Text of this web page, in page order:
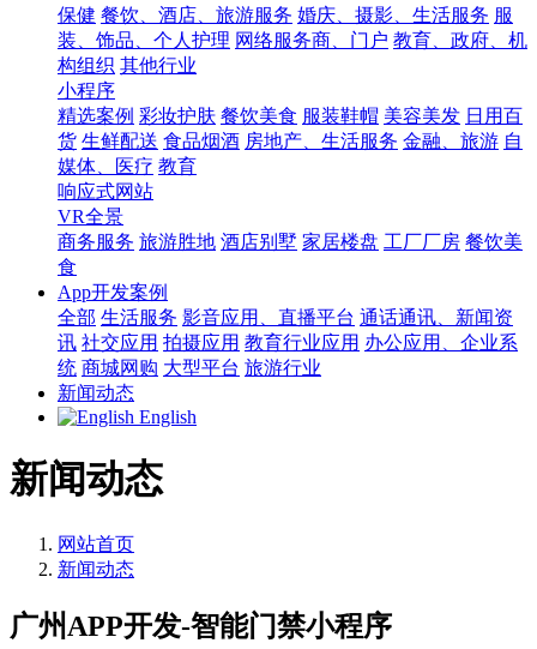
保健 餐饮、酒店、旅游服务 婚庆、摄影、生活服务 服
装、饰品、个人护理 网络服务商、门户 教育、政府、机
构组织 其他行业
小程序
精选案例 彩妆护肤 餐饮美食 服装鞋帽 美容美发 日用百
货 生鲜配送 食品烟酒 房地产、生活服务 金融、旅游 自
媒体、医疗 教育
响应式网站
VR全景
商务服务 旅游胜地 酒店别墅 家居楼盘 工厂厂房 餐饮美
食
App开发案例
全部 生活服务 影音应用、直播平台 通话通讯、新闻资
讯 社交应用 拍摄应用 教育行业应用 办公应用、企业系
统 商城网购 大型平台 旅游行业
新闻动态
English
新闻动态
网站首页
新闻动态
广州APP开发-智能门禁小程序